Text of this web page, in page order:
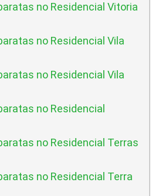
no Residencial Vitoria
no Residencial Vila
no Residencial Vila
no Residencial
no Residencial Terras
no Residencial Terra